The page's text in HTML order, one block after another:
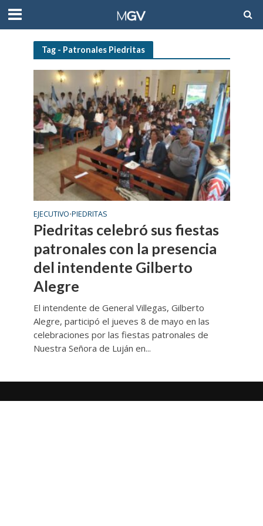
Tag - Patronales Piedritas
EJECUTIVO•PIEDRITAS
Piedritas celebró sus fiestas
patronales con la presencia
del intendente Gilberto
Alegre
El intendente de General Villegas, Gilberto
Alegre, participó el jueves 8 de mayo en las
celebraciones por las fiestas patronales de
Nuestra Señora de Luján en...